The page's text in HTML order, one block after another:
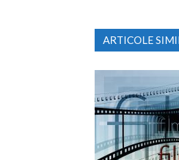
ARTICOLE